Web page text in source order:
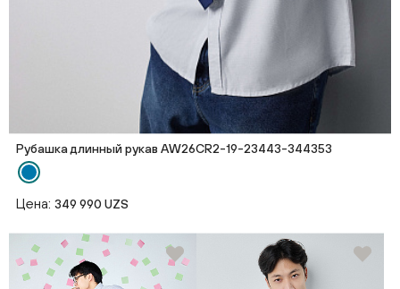
Рубашка длинный рукав AW26CR2-19-23443-344353
Цена: 349 990 UZS